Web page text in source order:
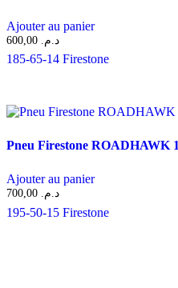
Ajouter au panier
د.م.
185-65-14 Firestone
Pneu Firestone ROADHAWK
Ajouter au panier
د.م.
195-50-15 Firestone